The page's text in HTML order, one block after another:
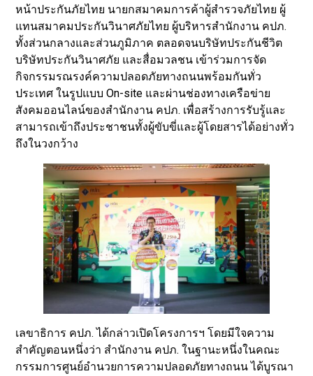
หน้าประกันภัยไทย นายกสมาคมการค้าผู้สำรวจภัยไทย ผู้
แทนสมาคมประกันวินาศภัยไทย ผู้บริหารสำนักงาน คปภ.
ทั้งส่วนกลางและส่วนภูมิภาค ตลอดจนบริษัทประกันชีวิต
บริษัทประกันวินาศภัย และสื่อมวลชน เข้าร่วมการจัด
กิจกรรมรณรงค์ความปลอดภัยทางถนนพร้อมกันทั่ว
ประเทศ ในรูปแบบ On-site และผ่านช่องทางเครือข่าย
สังคมออนไลน์ของสำนักงาน คปภ. เพื่อสร้างการรับรู้และ
สามารถเข้าถึงประชาชนทั้งผู้ขับขี่และผู้โดยสารได้อย่างทั่ว
ถึงในวงกว้าง
เลขาธิการ คปภ. ได้กล่าวเปิดโครงการฯ โดยมีใจความ
สำคัญตอนหนึ่งว่า สำนักงาน คปภ. ในฐานะหนึ่งในคณะ
กรรมการศูนย์อำนวยการความปลอดภัยทางถนน ได้บูรณา